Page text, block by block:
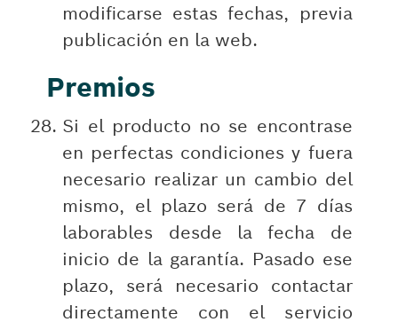
modificarse estas fechas, previa
publicación en la web.
Premios
Si el producto no se encontrase
en perfectas condiciones y fuera
necesario realizar un cambio del
mismo, el plazo será de 7 días
laborables desde la fecha de
inicio de la garantía. Pasado ese
plazo, será necesario contactar
directamente con el servicio